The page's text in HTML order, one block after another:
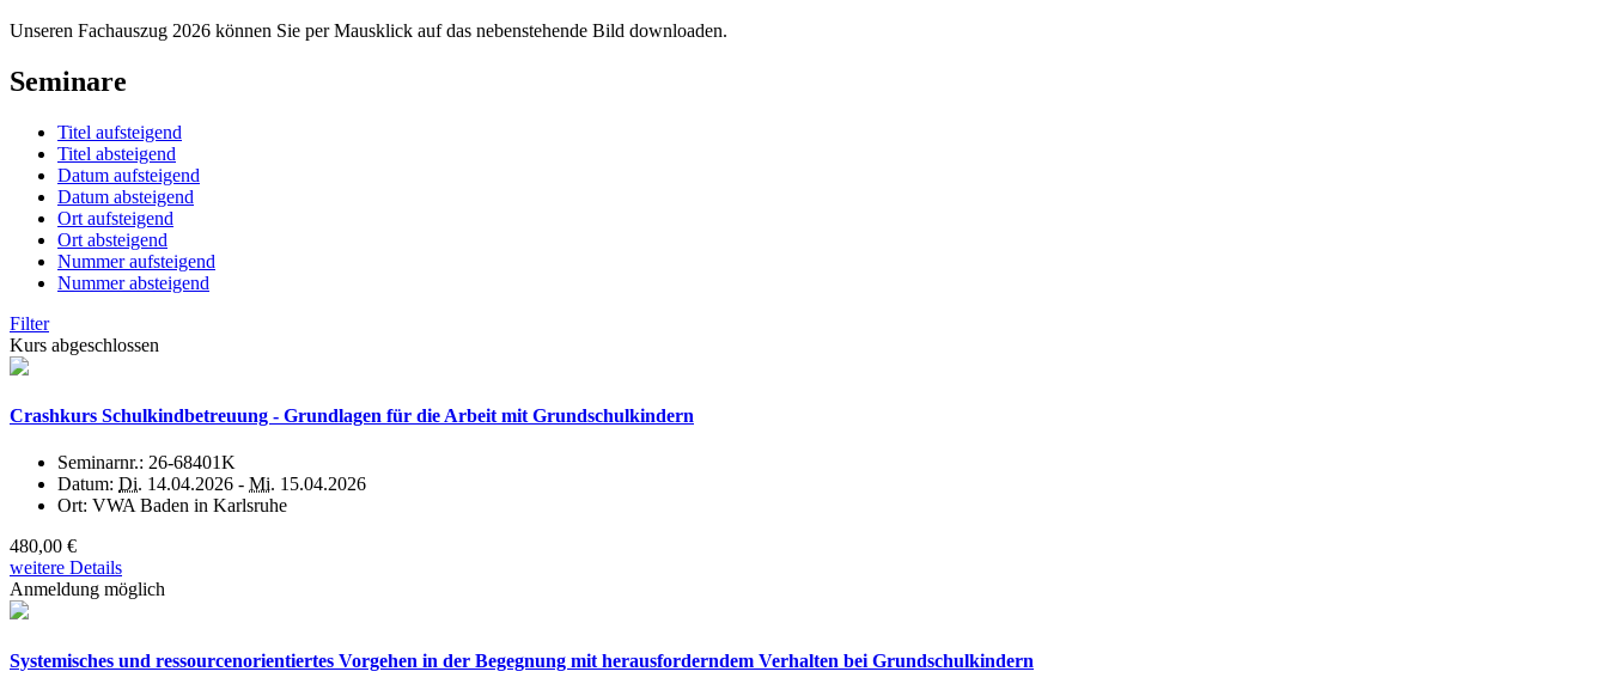
Unseren Fachauszug 2026 können Sie per Mausklick auf das nebenstehende Bild downloaden.
Seminare
Titel aufsteigend
Titel absteigend
Datum aufsteigend
Datum absteigend
Ort aufsteigend
Ort absteigend
Nummer aufsteigend
Nummer absteigend
Filter
Kurs abgeschlossen
Crashkurs Schulkindbetreuung - Grundlagen für die Arbeit mit Grundschulkindern
Seminarnr.: 26-68401K
Datum: Di. 14.04.2026 - Mi. 15.04.2026
Ort: VWA Baden in Karlsruhe
480,00 €
weitere Details
Anmeldung möglich
Systemisches und ressourcenorientiertes Vorgehen in der Begegnung mit herausforderndem Verhalten bei Grundschulkindern